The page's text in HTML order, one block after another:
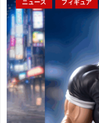
ニュース フィギュア